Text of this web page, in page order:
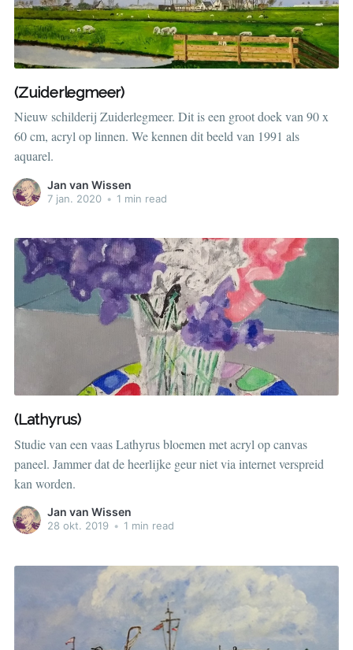
(Zuiderlegmeer)
Nieuw schilderij Zuiderlegmeer. Dit is een groot doek van 90 x
60 cm, acryl op linnen. We kennen dit beeld van 1991 als
aquarel.
Jan van Wissen
7 jan. 2020 • 1 min read
(Lathyrus)
Studie van een vaas Lathyrus bloemen met acryl op canvas
paneel. Jammer dat de heerlijke geur niet via internet verspreid
kan worden.
Jan van Wissen
28 okt. 2019 • 1 min read